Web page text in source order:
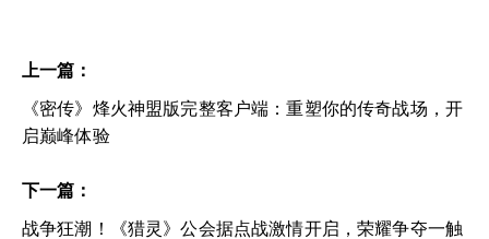
上一篇：
《密传》烽火神盟版完整客户端：重塑你的传奇战场，开
启巅峰体验
下一篇：
战争狂潮！《猎灵》公会据点战激情开启，荣耀争夺一触